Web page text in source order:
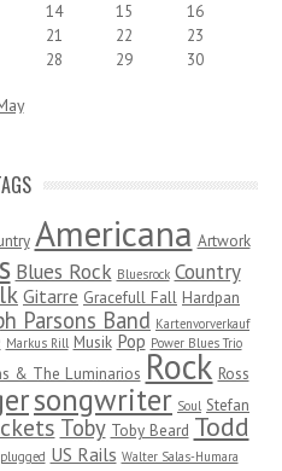
14 15
16
21 22
23
28 29
30
Americana Artwork
Blues Rock Bluesrock Country
Gitarre Gracefull Fall Hardpan
Parsons Band Kartenvorverkauf
Markus Rill Musik Pop Power Blues Trio
& The Luminarios Rock Ross
songwriter Soul Stefan
Toby Toby Beard Todd
US Rails Walter Salas-Humara